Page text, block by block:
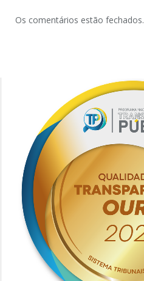
Os comentários estão fechados.